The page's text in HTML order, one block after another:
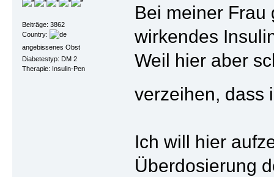
Beiträge: 3862
Country:
angebissenes Obst
Diabetestyp: DM 2
Therapie: Insulin-Pen
Bei meiner Frau
wirkendes
Weil hier aber
verzeihen,
Ich will hier
Überdosierung